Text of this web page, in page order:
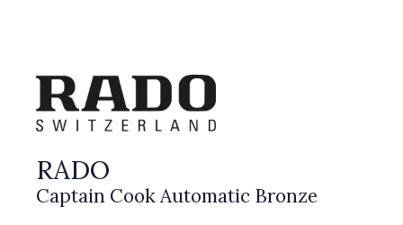
RADO
Captain Cook Automatic Bronze